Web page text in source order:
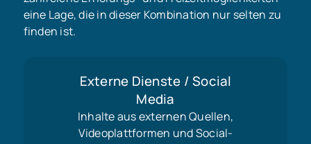
eine Lage, die in dieser Kombination nur selten zu
finden ist.
Externe Dienste / Social
Media
Inhalte aus externen Quellen,
Videoplattformen und Social-